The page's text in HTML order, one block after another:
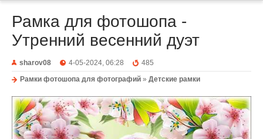
Рамка для фотошопа -
Утренний весенний дуэт
sharov08 4-05-2024, 06:28
485
Рамки фотошопа для фотографий » Детские рамки